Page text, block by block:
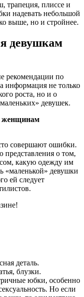
трапеция, плиссе и
надевать небольшой
выше, но и стройнее.
девушкам
рекомендации по
информация не только
роста, но и о
девушек.
женщинам
совершают ошибки.
о том,
какую одежду им
«маленькой» девушки
ей следует
деталь.
блузки.
юбки, особенно
Но если